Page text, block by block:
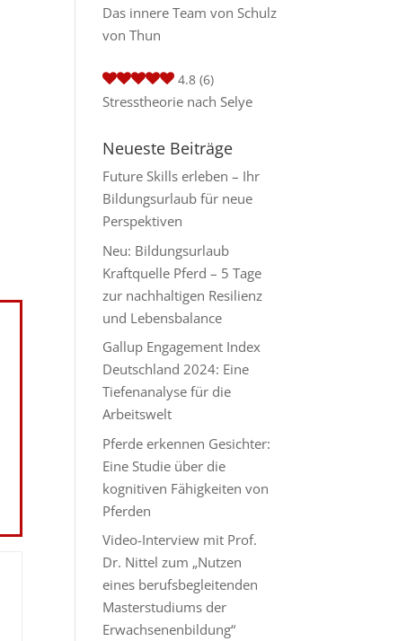
Das innere Team von Schulz
von Thun
4.8 (6)
Stresstheorie nach Selye
Neueste Beiträge
Future Skills erleben – Ihr
Bildungsurlaub für neue
Perspektiven
Neu: Bildungsurlaub
Kraftquelle Pferd – 5 Tage
zur nachhaltigen Resilienz
und Lebensbalance
Gallup Engagement Index
Deutschland 2024: Eine
Tiefenanalyse für die
Arbeitswelt
Pferde erkennen Gesichter:
Eine Studie über die
kognitiven Fähigkeiten von
Pferden
Video-Interview mit Prof.
Dr. Nittel zum „Nutzen
eines berufsbegleitenden
Masterstudiums der
Erwachsenenbildung“